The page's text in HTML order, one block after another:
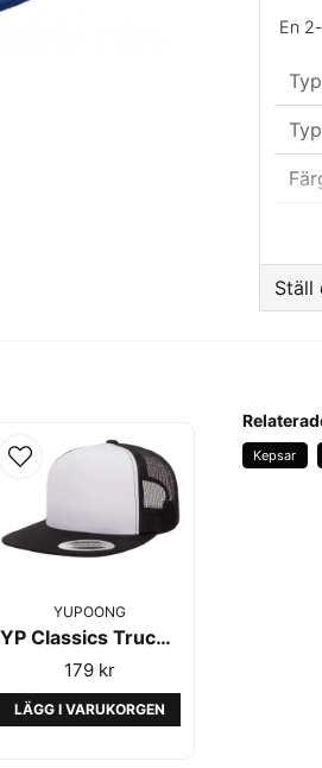
En
Lag
Ställ
name
YUPOONG
YP Classics Trucker Black/White 6006 - Yupoong
179 kr
LÄGG I VARUKORGEN
Kepsar